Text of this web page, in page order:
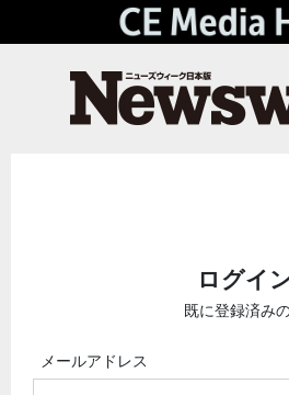
ログイ
既に登録済み
メールアドレス